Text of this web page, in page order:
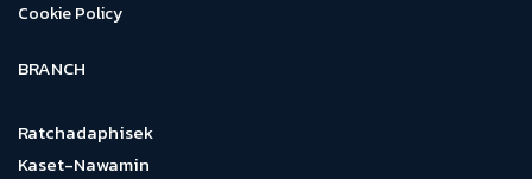
Cookie Policy
BRANCH
Ratchadaphisek
Kaset-Nawamin